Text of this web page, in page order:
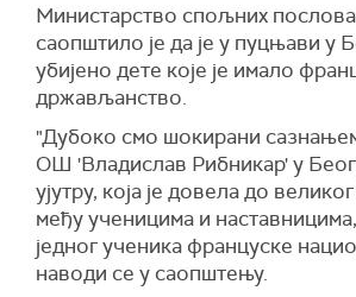
Министарство спољних
саопштило је да је у пуцњави у
убијено дете које је имало
држављанство.
"Дубоко смо шокирани
ОШ 'Владислав Рибникар' у
ујутру, која је довела до
међу ученицима и
једног ученика француске
наводи се у саопштењу.